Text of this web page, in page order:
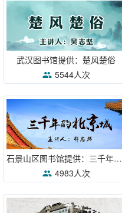
武汉图书馆提供：楚风楚俗
5544人次
石景山区图书馆提供：三千年的北京城
4983人次